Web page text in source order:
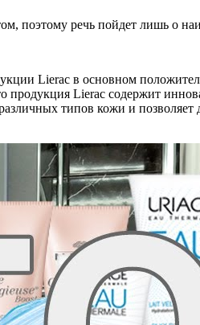
поэтому речь пойдет лишь о
Lierac в основном
Lierac содержит
типов кожи и позволяет